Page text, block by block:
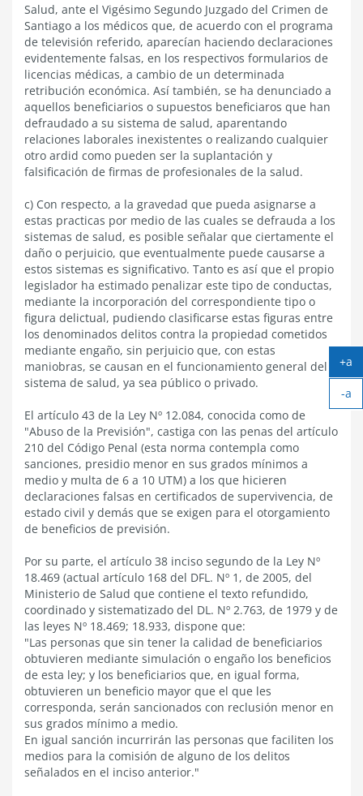
Salud, ante el Vigésimo Segundo Juzgado del Crimen de
Santiago a los médicos que, de acuerdo con el programa
de televisión referido, aparecían haciendo declaraciones
evidentemente falsas, en los respectivos formularios de
licencias médicas, a cambio de un determinada
retribución económica. Así también, se ha denunciado a
aquellos beneficiarios o supuestos beneficiaros que han
defraudado a su sistema de salud, aparentando
relaciones laborales inexistentes o realizando cualquier
otro ardid como pueden ser la suplantación y
falsificación de firmas de profesionales de la salud.
c) Con respecto, a la gravedad que pueda asignarse a
estas practicas por medio de las cuales se defrauda a los
sistemas de salud, es posible señalar que ciertamente el
daño o perjuicio, que eventualmente puede causarse a
estos sistemas es significativo. Tanto es así que el propio
legislador ha estimado penalizar este tipo de conductas,
mediante la incorporación del correspondiente tipo o
figura delictual, pudiendo clasificarse estas figuras entre
los denominados delitos contra la propiedad cometidos
mediante engaño, sin perjuicio que, con estas
maniobras, se causan en el funcionamiento general del
sistema de salud, ya sea público o privado.
El artículo 43 de la Ley Nº 12.084, conocida como de
"Abuso de la Previsión", castiga con las penas del artículo
210 del Código Penal (esta norma contempla como
sanciones, presidio menor en sus grados mínimos a
medio y multa de 6 a 10 UTM) a los que hicieren
declaraciones falsas en certificados de supervivencia, de
estado civil y demás que se exigen para el otorgamiento
de beneficios de previsión.
Por su parte, el artículo 38 inciso segundo de la Ley Nº
18.469 (actual artículo 168 del DFL. Nº 1, de 2005, del
Ministerio de Salud que contiene el texto refundido,
coordinado y sistematizado del DL. Nº 2.763, de 1979 y de
las leyes Nº 18.469; 18.933, dispone que:
"Las personas que sin tener la calidad de beneficiarios
obtuvieren mediante simulación o engaño los beneficios
de esta ley; y los beneficiarios que, en igual forma,
obtuvieren un beneficio mayor que el que les
corresponda, serán sancionados con reclusión menor en
sus grados mínimo a medio.
En igual sanción incurrirán las personas que faciliten los
medios para la comisión de alguno de los delitos
señalados en el inciso anterior."
+a
-a